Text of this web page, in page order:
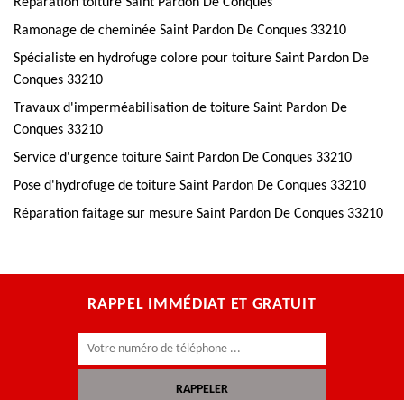
Ramonage de cheminée Saint Pardon De Conques 33210
Spécialiste en hydrofuge colore pour toiture Saint Pardon De
Conques 33210
Travaux d'imperméabilisation de toiture Saint Pardon De
Conques 33210
Service d'urgence toiture Saint Pardon De Conques 33210
Pose d'hydrofuge de toiture Saint Pardon De Conques 33210
Réparation faitage sur mesure Saint Pardon De Conques 33210
RAPPEL IMMÉDIAT ET GRATUIT